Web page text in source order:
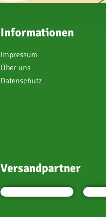
Informationen
Impressum
Über uns
Datenschutz
Versandpartner